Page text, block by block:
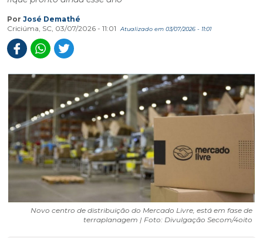
Por José Demathé
Criciúma, SC, 03/07/2026 - 11:01
Atualizado em 03/07/2026 - 11:01
Novo centro de distribuição do Mercado Livre, está em fase de
terraplanagem | Foto: Divulgação Secom/4oito